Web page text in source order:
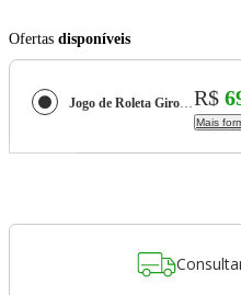
Ofertas disponíveis
Jogo de Roleta Girou BebeuR$
Mais